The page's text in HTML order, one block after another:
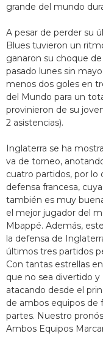
grande del mundo
A pesar de perder su
Blues tuvieron un
ganaron su choque
pasado lunes sin
menos dos goles en
del Mundo para un
provinieron de su
2 asistencias).
Inglaterra se ha
va de torneo,
cuatro partidos, por lo
defensa francesa,
también es muy
el mejor jugador del
Mbappé. Además,
la defensa de
últimos tres partidos
Con tantas estrellas
que no sea divertido
atacando desde el
de ambos equipos de
partes. Nuestro
Ambos Equipos